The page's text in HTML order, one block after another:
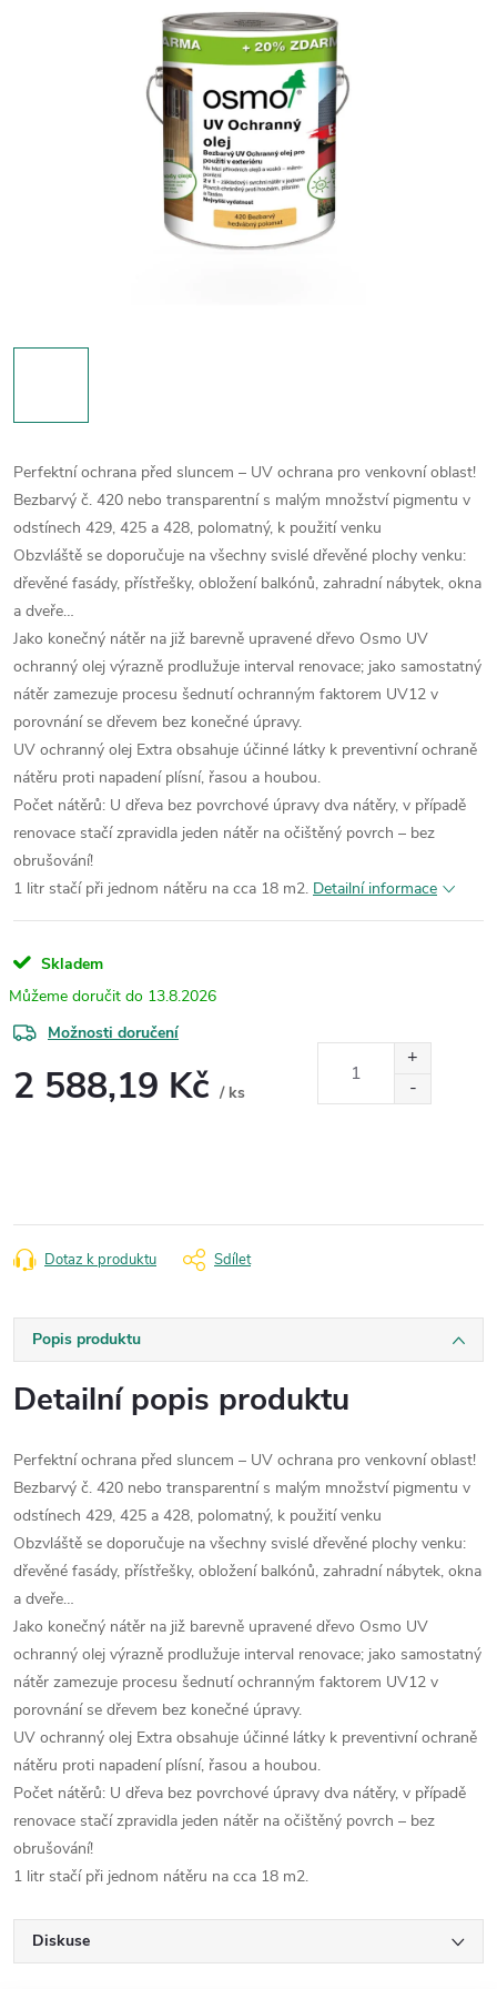
Perfektní ochrana před sluncem – UV ochrana pro venkovní oblast!
Bezbarvý č. 420 nebo transparentní s malým množství pigmentu v
odstínech 429, 425 a 428, polomatný, k použití venku
Obzvláště se doporučuje na všechny svislé dřevěné plochy venku:
dřevěné fasády, přístřešky, obložení balkónů, zahradní nábytek, okna
a dveře…
Jako konečný nátěr na již barevně upravené dřevo Osmo UV
ochranný olej výrazně prodlužuje interval renovace; jako samostatný
nátěr zamezuje procesu šednutí ochranným faktorem UV12 v
porovnání se dřevem bez konečné úpravy.
UV ochranný olej Extra obsahuje účinné látky k preventivní ochraně
nátěru proti napadení plísní, řasou a houbou.
Počet nátěrů: U dřeva bez povrchové úpravy dva nátěry, v případě
renovace stačí zpravidla jeden nátěr na očištěný povrch – bez
obrušování!
1 litr stačí při jednom nátěru na cca 18 m2. Detailní informace
Skladem
13.8.2026
Možnosti doručení
2 588,19 Kč / ks
Dotaz k produktu Sdílet
Popis produktu
Detailní popis produktu
Perfektní ochrana před sluncem – UV ochrana pro venkovní oblast!
Bezbarvý č. 420 nebo transparentní s malým množství pigmentu v
odstínech 429, 425 a 428, polomatný, k použití venku
Obzvláště se doporučuje na všechny svislé dřevěné plochy venku:
dřevěné fasády, přístřešky, obložení balkónů, zahradní nábytek, okna
a dveře…
Jako konečný nátěr na již barevně upravené dřevo Osmo UV
ochranný olej výrazně prodlužuje interval renovace; jako samostatný
nátěr zamezuje procesu šednutí ochranným faktorem UV12 v
porovnání se dřevem bez konečné úpravy.
UV ochranný olej Extra obsahuje účinné látky k preventivní ochraně
nátěru proti napadení plísní, řasou a houbou.
Počet nátěrů: U dřeva bez povrchové úpravy dva nátěry, v případě
renovace stačí zpravidla jeden nátěr na očištěný povrch – bez
obrušování!
1 litr stačí při jednom nátěru na cca 18 m2.
Diskuse